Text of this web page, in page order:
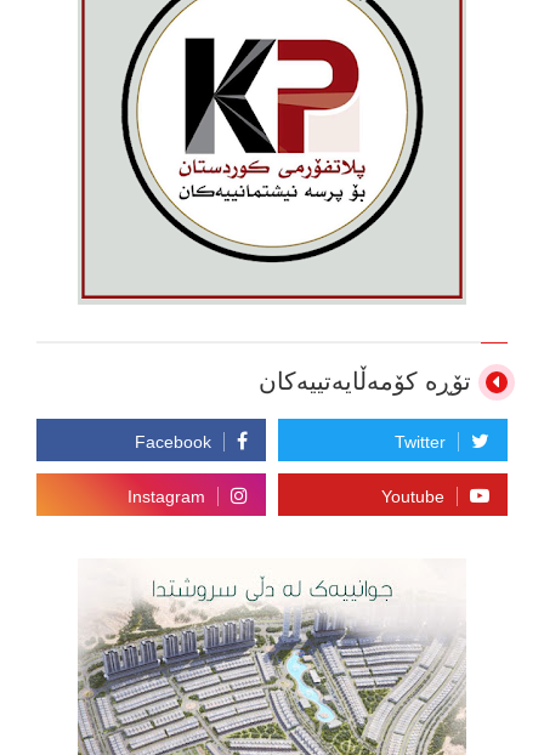
تۆڕە کۆمەڵایەتییەکان